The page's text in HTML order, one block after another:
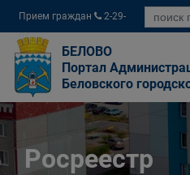
Прием граждан
2-29-
04
БЕЛОВО
Портал
Беловского
Росреестр